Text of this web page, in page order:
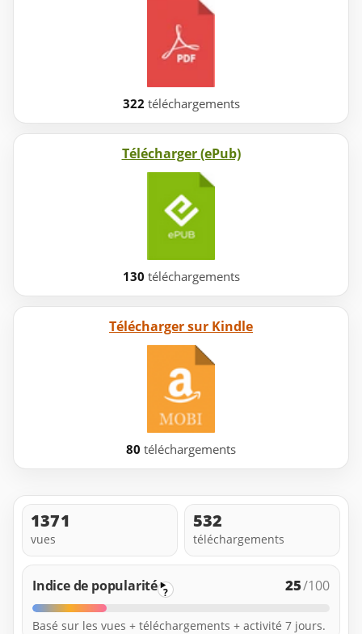
322 téléchargements
Télécharger (ePub)
130 téléchargements
Télécharger sur Kindle
80 téléchargements
1371
vues
532
téléchargements
Indice de popularité ? 25/100
Basé sur les vues + téléchargements + activité 7 jours.